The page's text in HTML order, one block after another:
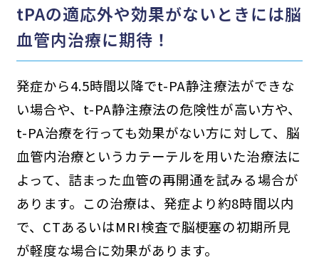
tPAの適応外や効果がないときには脳
血管内治療に期待！
発症から4.5時間以降でt-PA静注療法ができな
い場合や、t-PA静注療法の危険性が高い方や、
t-PA治療を行っても効果がない方に対して、脳
血管内治療というカテーテルを用いた治療法に
よって、詰まった血管の再開通を試みる場合が
あります。この治療は、発症より約8時間以内
で、CTあるいはMRI検査で脳梗塞の初期所見
が軽度な場合に効果があります。